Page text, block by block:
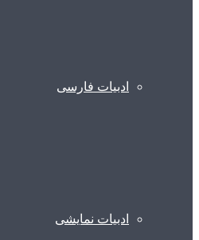
ادبیات فارسی
ادبیات نمایشی